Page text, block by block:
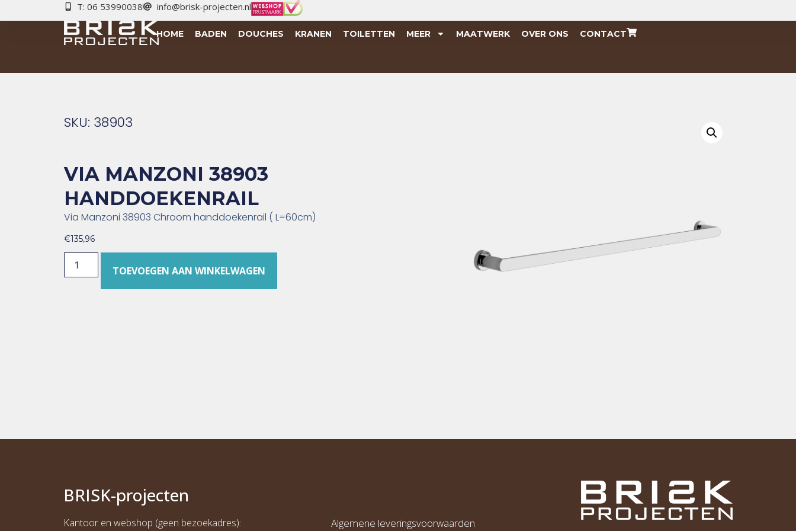
T: 06 53990038 info@brisk-projecten.nl
HOME BADEN DOUCHES KRANEN TOILETTEN MEER MAATWERK OVER ONS CONTACT
SKU: 38903
VIA MANZONI 38903
HANDDOEKENRAIL
Via Manzoni 38903 Chroom handdoekenrail ( L=60cm)
€135,96
TOEVOEGEN AAN WINKELWAGEN
BRISK-projecten
Kantoor en webshop (geen bezoekadres): Algemene leveringsvoorwaarden